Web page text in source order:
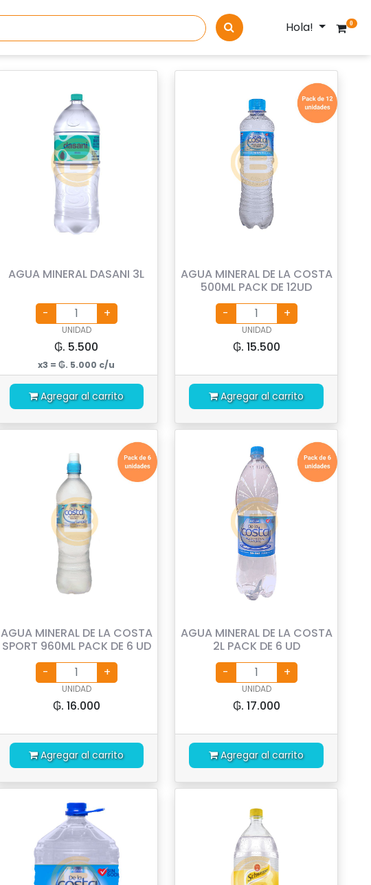
Hola! 0
AGUA MINERAL DASANI 3L
UNIDAD
₲. 5.500
x3 = ₲. 5.000 c/u
Agregar al carrito
AGUA MINERAL DE LA COSTA
500ML PACK DE 12UD
UNIDAD
₲. 15.500
Agregar al carrito
AGUA MINERAL DE LA COSTA
SPORT 960ML PACK DE 6 UD
UNIDAD
₲. 16.000
Agregar al carrito
AGUA MINERAL DE LA COSTA
2L PACK DE 6 UD
UNIDAD
₲. 17.000
Agregar al carrito